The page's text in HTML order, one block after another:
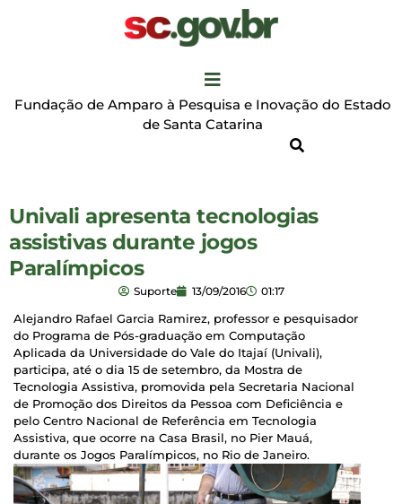
Fundação de Amparo à Pesquisa e Inovação do Estado
de Santa Catarina
Univali apresenta tecnologias
assistivas durante jogos
Paralímpicos
Suporte 13/09/2016 01:17
Alejandro Rafael Garcia Ramirez, professor e pesquisador
do Programa de Pós-graduação em Computação
Aplicada da Universidade do Vale do Itajaí (Univali),
participa, até o dia 15 de setembro, da Mostra de
Tecnologia Assistiva, promovida pela Secretaria Nacional
de Promoção dos Direitos da Pessoa com Deficiência e
pelo Centro Nacional de Referência em Tecnologia
Assistiva, que ocorre na Casa Brasil, no Pier Mauá,
durante os Jogos Paralímpicos, no Rio de Janeiro.